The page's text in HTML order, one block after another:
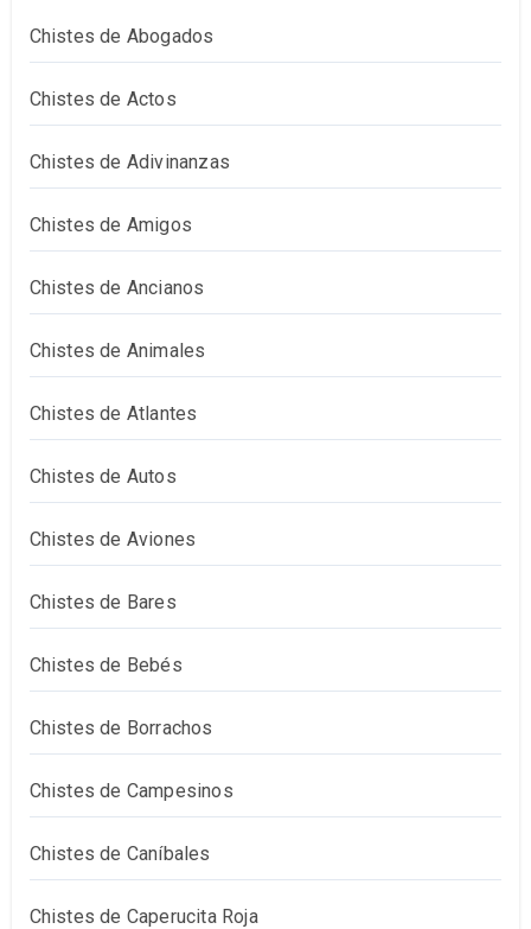
Chistes de Abogados
Chistes de Actos
Chistes de Adivinanzas
Chistes de Amigos
Chistes de Ancianos
Chistes de Animales
Chistes de Atlantes
Chistes de Autos
Chistes de Aviones
Chistes de Bares
Chistes de Bebés
Chistes de Borrachos
Chistes de Campesinos
Chistes de Caníbales
Chistes de Caperucita Roja